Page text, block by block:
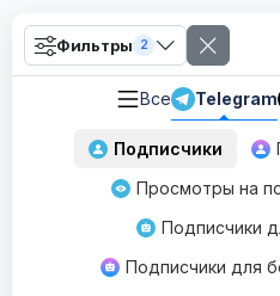
Фильтры 2
Все Telegram
Подписчики
Просмотры на
Подписчики
Подписчики для